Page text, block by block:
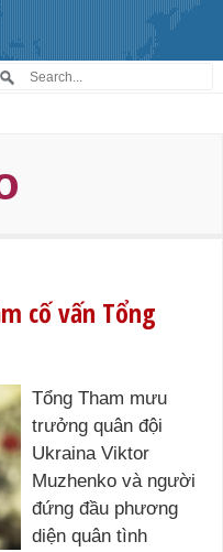
cố vấn Tổng
Tổng Tham mưu
trưởng quân đội
Ukraina Viktor
Muzhenko và người
đứng đầu phương
diện quân tình